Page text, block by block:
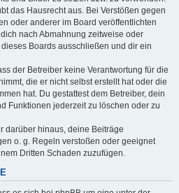
das Hausrecht aus. Bei Verstößen gegen
oder anderer im Board veröffentlichten
nach Abmahnung zeitweise oder
Boards ausschließen und dir ein
der Betreiber keine Verantwortung für die
die er nicht selbst erstellt hat oder die
hat. Du gestattest dem Betreiber, dein
Funktionen jederzeit zu löschen oder zu
darüber hinaus, deine Beiträge
o. g. Regeln verstoßen oder geeignet
Dritten Schaden zuzufügen.